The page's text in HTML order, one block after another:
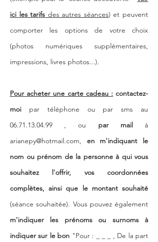
ici les tarifs des autres séances) et peuvent
comporter les options de votre choix
(photos numériques supplémentaires,
impressions, livres photos...).
Pour acheter une carte cadeau : contactez-
moi par téléphone ou par sms au
06.71.13.04.99 , ou par mailà
arianepy@hotmail.com, en m'indiquant le
nom ou prénom de la personne à qui vous
souhaitez l'offrir, vos coordonnées
complètes, ainsi que le montant souhaité
(séance souhaitée). Vous pouvez également
m'indiquer les prénoms ou surnoms à
indiquer sur le bon "Pour : _ _ _ , De la part